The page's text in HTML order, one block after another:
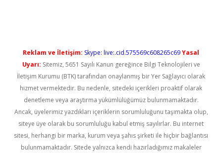
Reklam ve İletişim: Skype: live:.cid.575569c608265c69Yasal
Uyarı: Sitemiz, 5651 Sayılı Kanun gereğince Bilgi Teknolojileri ve
İletişim Kurumu (BTK) tarafından onaylanmış bir Yer Sağlayıcı olarak
hizmet vermektedir. Bu nedenle, sitedeki içerikleri proaktif olarak
denetleme veya araştırma yükümlülüğümüz bulunmamaktadır.
Ancak, üyelerimiz yazdıkları içeriklerin sorumluluğunu taşımakta olup,
siteye üye olarak bu sorumluluğu kabul etmiş sayılırlar. Bu internet
sitesi, herhangi bir marka, kurum veya şahıs şirketi ile hiçbir bağlantısı
bulunmamaktadır. Sitede yalnızca kendi hazırladığımız makaleler